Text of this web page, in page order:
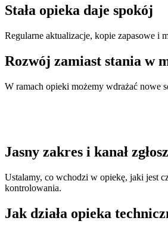
Stała opieka daje spokój
Regularne aktualizacje, kopie zapasowe i
Rozwój zamiast stania w
W ramach opieki możemy wdrażać nowe
Jasny zakres i kanał
Ustalamy, co wchodzi w opiekę, jaki jest
kontrolowania.
Jak działa opieka